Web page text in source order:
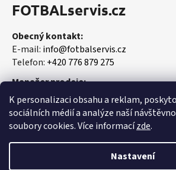
K personalizaci obsahu a reklam,
sociálních médií a analýze naší
soubory cookies. Více informacízde.
Nastavení
FOTBALservis.cz
Obecný kontakt:
E-mail: info@fotbalservis.cz
Telefon: +420 776 879 275
Manažer prodeje:
Martin Vališ
Mobil:+420 606 657 244